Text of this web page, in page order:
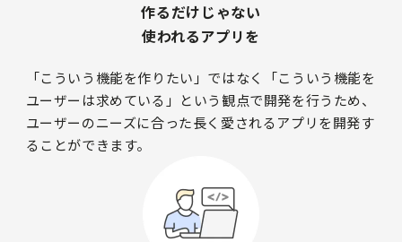
作るだけじゃない
使われるアプリを
「こういう機能を作りたい」ではなく「こういう機能を
ユーザーは求めている」という観点で開発を行うため、
ユーザーのニーズに合った長く愛されるアプリを開発す
ることができます。